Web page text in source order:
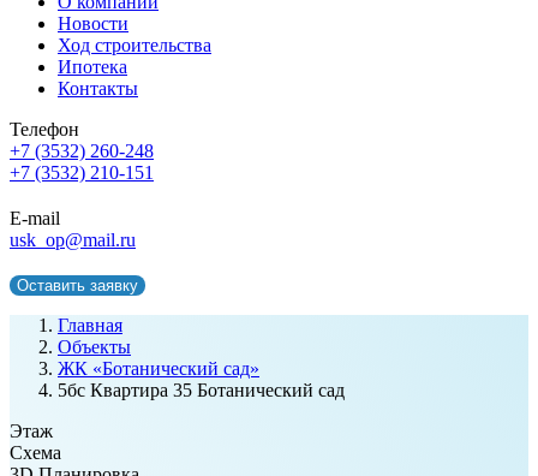
Новости
Ход строительства
Ипотека
Контакты
Телефон
+7 (3532) 260-248
+7 (3532) 210-151
E-mail
usk_op@mail.ru
Оставить заявку
Главная
Объекты
ЖК «Ботанический сад»
5бс Квартира 35 Ботанический сад
Этаж
Схема